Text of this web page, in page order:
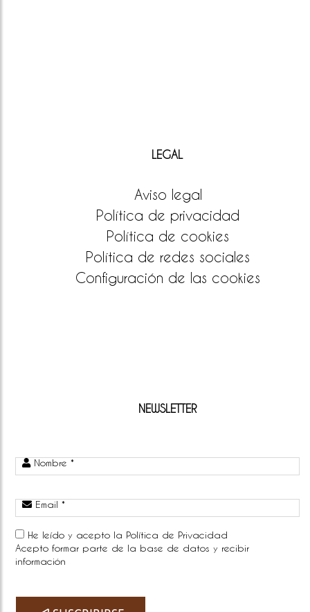
LEGAL
Aviso legal
Política de privacidad
Política de cookies
Política de redes sociales
Configuración de las cookies
NEWSLETTER
Nombre *
Email *
He leído y acepto la Política de Privacidad
Acepto formar parte de la base de datos y recibir
información